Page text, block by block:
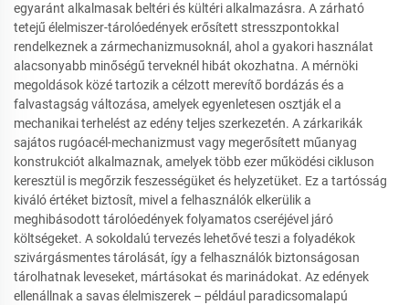
egyaránt alkalmasak beltéri és kültéri alkalmazásra. A zárható
tetejű élelmiszer-tárolóedények erősített stresszpontokkal
rendelkeznek a zármechanizmusoknál, ahol a gyakori használat
alacsonyabb minőségű terveknél hibát okozhatna. A mérnöki
megoldások közé tartozik a célzott merevítő bordázás és a
falvastagság változása, amelyek egyenletesen osztják el a
mechanikai terhelést az edény teljes szerkezetén. A zárkarikák
sajátos rugóacél-mechanizmust vagy megerősített műanyag
konstrukciót alkalmaznak, amelyek több ezer működési cikluson
keresztül is megőrzik feszességüket és helyzetüket. Ez a tartósság
kiváló értéket biztosít, mivel a felhasználók elkerülik a
meghibásodott tárolóedények folyamatos cseréjével járó
költségeket. A sokoldalú tervezés lehetővé teszi a folyadékok
szivárgásmentes tárolását, így a felhasználók biztonságosan
tárolhatnak leveseket, mártásokat és marinádokat. Az edények
ellenállnak a savas élelmiszerek – például paradicsomalapú